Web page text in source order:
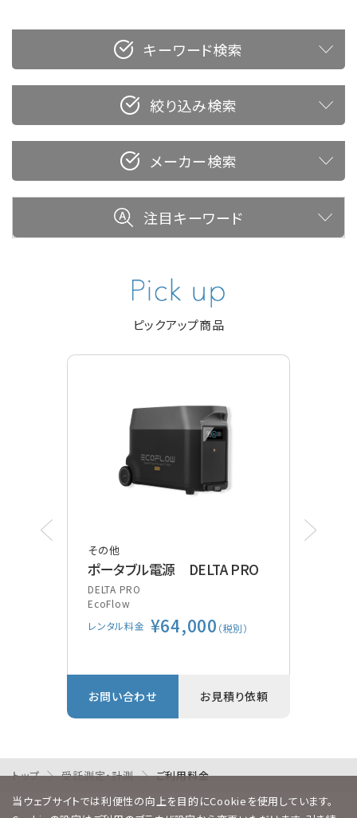
キーワード検索
絞り込み検索
メーカー検索
注目キーワード
ピックアップ商品
その他
ポータブル電源 DELTA PRO
DELTA PRO
EcoFlow
レンタル料金 ¥64,000 （税別）
お問い合わせ お見積り依頼
トップ 受託測定・計測
ご利用料金
当ウェブサイトでは利便性の向上を目的にCookieを使用しています。